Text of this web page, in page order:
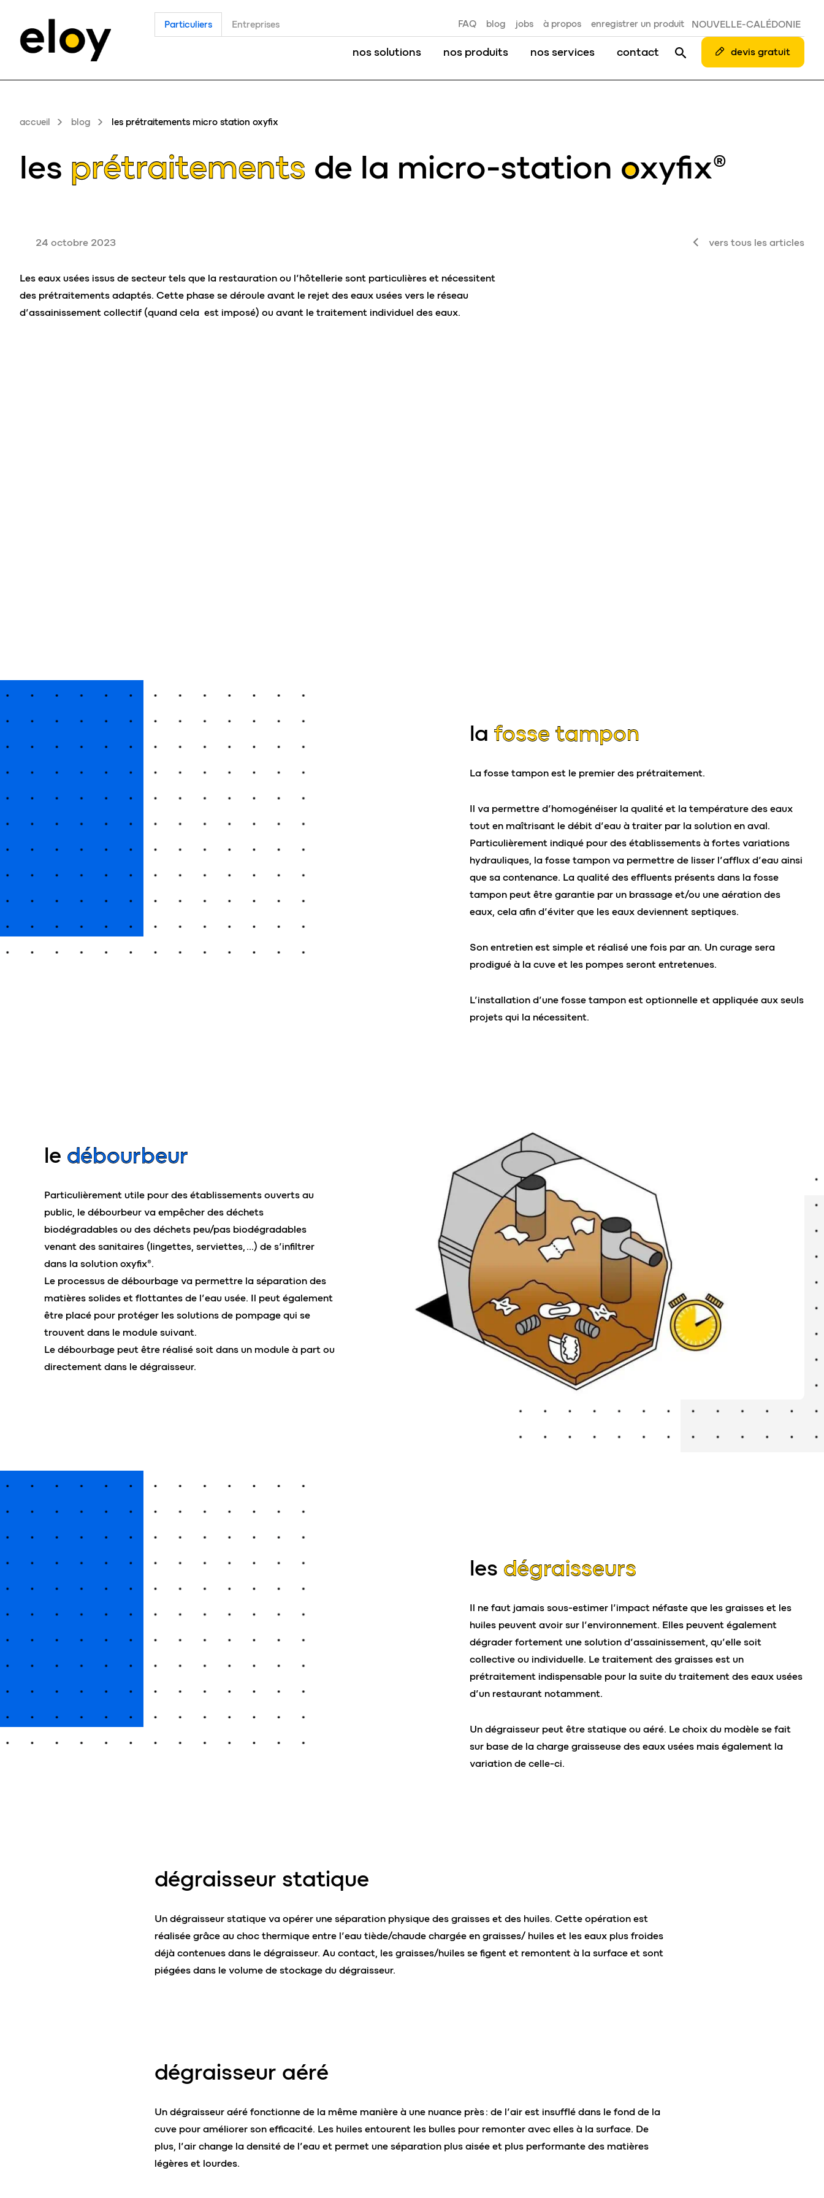
Particuliers Entreprises FAQ blog jobs à propos enregistrer un produit NOUVELLE-CALÉDONIE
nos solutions nos produits nos services contact devis gratuit
accueil blog les prétraitements micro station oxyfix
les prétraitements de la micro-station oxyfix®
24 octobre 2023 vers tous les articles
Les eaux usées issus de secteur tels que la restauration ou l’hôtellerie sont particulières et nécessitent
des prétraitements adaptés. Cette phase se déroule avant le rejet des eaux usées vers le réseau
d’assainissement collectif (quand cela est imposé) ou avant le traitement individuel des eaux.
la fosse tampon
La fosse tampon est le premier des prétraitement.
Il va permettre d’homogénéiser la qualité et la température des eaux
tout en maîtrisant le débit d’eau à traiter par la solution en aval.
Particulièrement indiqué pour des établissements à fortes variations
hydrauliques, la fosse tampon va permettre de lisser l’afflux d’eau ainsi
que sa contenance. La qualité des effluents présents dans la fosse
tampon peut être garantie par un brassage et/ou une aération des
eaux, cela afin d’éviter que les eaux deviennent septiques.
Son entretien est simple et réalisé une fois par an. Un curage sera
prodigué à la cuve et les pompes seront entretenues.
L’installation d’une fosse tampon est optionnelle et appliquée aux seuls
projets qui la nécessitent.
le débourbeur
Particulièrement utile pour des établissements ouverts au
public, le débourbeur va empêcher des déchets
biodégradables ou des déchets peu/pas biodégradables
venant des sanitaires (lingettes, serviettes, …) de s’infiltrer
dans la solution oxyfix®.
Le processus de débourbage va permettre la séparation des
matières solides et flottantes de l’eau usée. Il peut également
être placé pour protéger les solutions de pompage qui se
trouvent dans le module suivant.
Le débourbage peut être réalisé soit dans un module à part ou
directement dans le dégraisseur.
les dégraisseurs
Il ne faut jamais sous-estimer l’impact néfaste que les graisses et les
huiles peuvent avoir sur l’environnement. Elles peuvent également
dégrader fortement une solution d’assainissement, qu’elle soit
collective ou individuelle. Le traitement des graisses est un
prétraitement indispensable pour la suite du traitement des eaux usées
d’un restaurant notamment.
Un dégraisseur peut être statique ou aéré. Le choix du modèle se fait
sur base de la charge graisseuse des eaux usées mais également la
variation de celle-ci.
dégraisseur statique
Un dégraisseur statique va opérer une séparation physique des graisses et des huiles. Cette opération est
réalisée grâce au choc thermique entre l’eau tiède/chaude chargée en graisses/ huiles et les eaux plus froides
déjà contenues dans le dégraisseur. Au contact, les graisses/huiles se figent et remontent à la surface et sont
piégées dans le volume de stockage du dégraisseur.
dégraisseur aéré
Un dégraisseur aéré fonctionne de la même manière à une nuance près : de l’air est insufflé dans le fond de la
cuve pour améliorer son efficacité. Les huiles entourent les bulles pour remonter avec elles à la surface. De
plus, l’air change la densité de l’eau et permet une séparation plus aisée et plus performante des matières
légères et lourdes.